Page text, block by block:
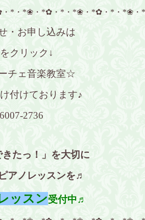
*・*❀・*✿・*・*❀・*✿・*・*❀・
・お申し込みは
クリック↓
チェ音楽教室☆
付けております♪
2736
たっ！」を大切に
アノレッスンを♬
ッスン受付中♬